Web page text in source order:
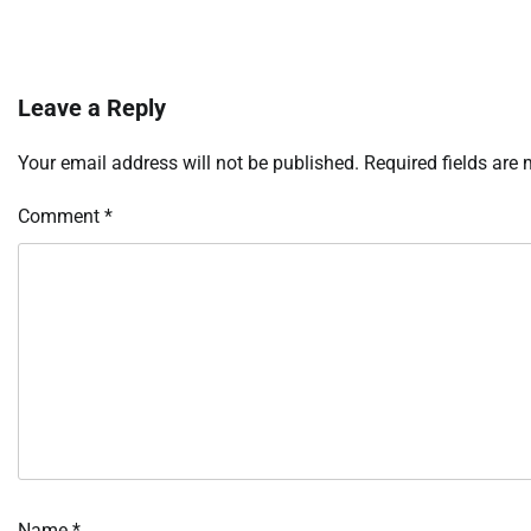
Leave a Reply
Your email address will not be published. Required fields are
Comment *